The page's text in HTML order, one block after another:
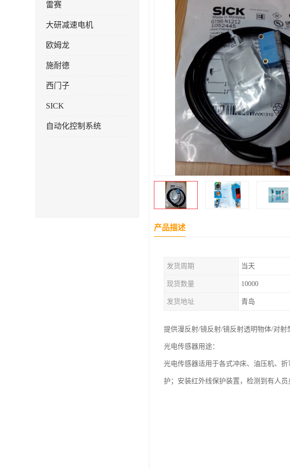
雷赛
大研减速电机
欧姆龙
施耐德
西门子
SICK
自动化控制系统
产品描述
发货周期 当天
现货数量 10000
发货地址 青岛
提供漫反射/镜反射/镜反射透明物体/对射
光电传感器用途：
光电传感器适用于各式冲床、油压机、
护；安装红外线保护装置，检测到有人